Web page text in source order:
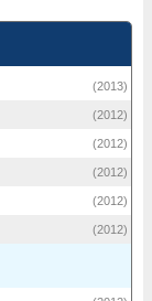
(2013)
(2012)
(2012)
(2012)
(2012)
(2012)